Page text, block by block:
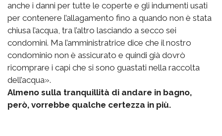
anche i danni per tutte le coperte e gli indumenti usati
per contenere l’allagamento fino a quando non è stata
chiusa l’acqua, tra l’altro lasciando a secco sei
condomini. Ma l’amministratrice dice che il nostro
condominio non è assicurato e quindi già dovrò
ricomprare i capi che si sono guastati nella raccolta
dell’acqua».
Almeno sulla tranquillità di andare in bagno,
però, vorrebbe qualche certezza in più.